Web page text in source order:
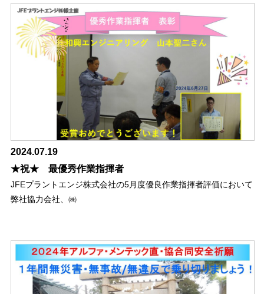
2024.07.19
★祝★ 最優秀作業指揮者
JFEプラントエンジ株式会社の5月度優良作業指揮者評価において
弊社協力会社、㈱